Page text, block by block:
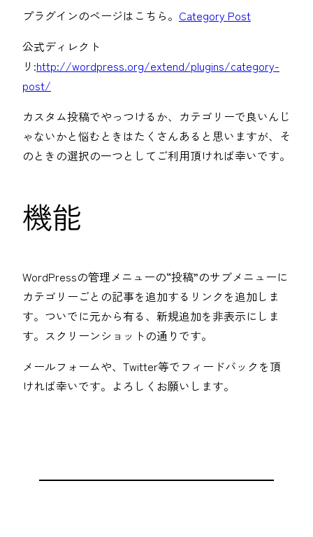
プラグインのページはこちら。 Category Post
公式ディレクト
リ:http://wordpress.org/extend/plugins/category-
post/
カスタム投稿でやっつけるか、カテゴリーで良いんじ
ゃないかと悩むときはたくさんあると思いますが、そ
のときの選択の一つとしてご利用頂ければ幸いです。
機能
WordPressの管理メニューの“投稿”のサブメニューに
カテゴリーごとの記事を追加するリンクを追加しま
す。ついでに元から有る、新規追加を非表示にしま
す。スクリーンショットの通りです。
メールフォームや、Twitter等でフィードバックを頂
ければ幸いです。よろしくお願いします。